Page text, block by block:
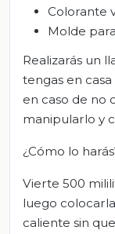
Colorante
Molde
Realizarás un
tengas en
en caso de no
manipularlo y
¿Cómo lo
Vierte 500
luego
caliente sin